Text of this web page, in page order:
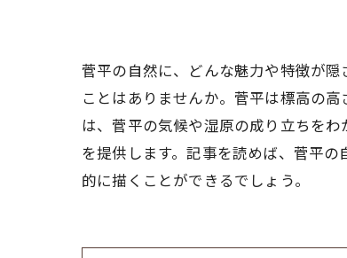
菅平の自然に、どんな魅力や特徴が
ことはありませんか。菅平は標高の
は、菅平の気候や湿原の成り立ちを
を提供します。記事を読めば、菅平
的に描くことができるでしょう。